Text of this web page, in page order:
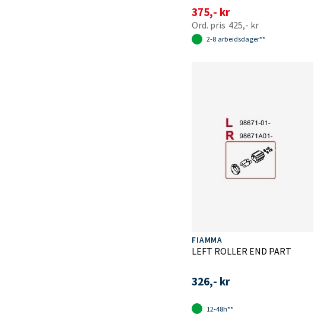
375,- kr
425,- kr
2-8 arbeidsdager**
FIAMMA
LEFT ROLLER END PART
326,- kr
12-48h**